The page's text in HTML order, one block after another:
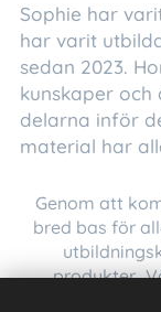
Sophie har
har varit
sedan 2023.
kunskaper
delarna inför
material har
Genom att
bred bas för
produkter.